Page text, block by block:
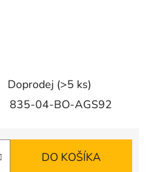
Doprodej (>5 ks)
835-04-BO-AGS92
DO KOŠÍKA